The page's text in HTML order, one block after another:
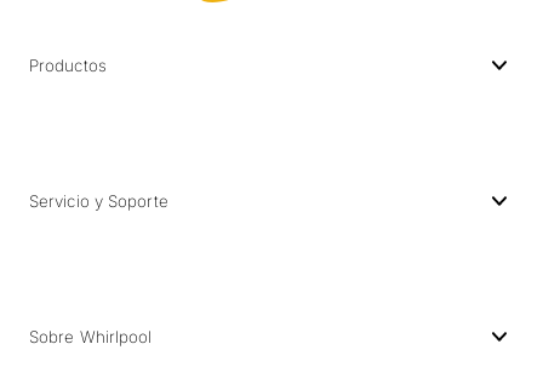
Productos
Servicio y Soporte
Sobre Whirlpool